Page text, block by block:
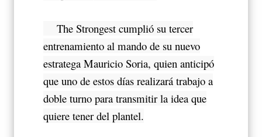
The Strongest cumplió su tercer
entrenamiento al mando de su nuevo
estratega Mauricio Soria, quien anticipó
que uno de estos días realizará trabajo a
doble turno para transmitir la idea que
quiere tener del plantel.